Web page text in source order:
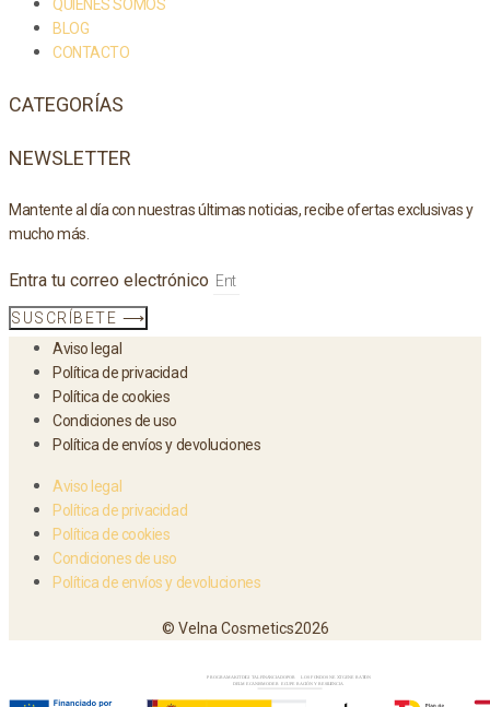
QUIÉNES SOMOS
BLOG
CONTACTO
CATEGORÍAS
NEWSLETTER
Mantente al día con nuestras últimas noticias, recibe ofertas exclusivas y
mucho más.
Entra tu correo electrónico
SUSCRÍBETE ⟶
Aviso legal
Política de privacidad
Política de cookies
Condiciones de uso
Política de envíos y devoluciones
Aviso legal
Política de privacidad
Política de cookies
Condiciones de uso
Política de envíos y devoluciones
© Velna Cosmetics2026